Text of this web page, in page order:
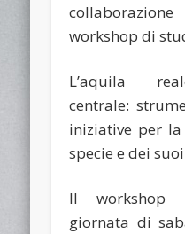
workshop di
L’aquila
centrale:
iniziative per la
specie e dei
Il workshop
giornata di